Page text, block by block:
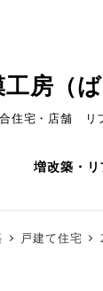
房（
住宅・店舗 リ
増改築・リ
戸建て住宅